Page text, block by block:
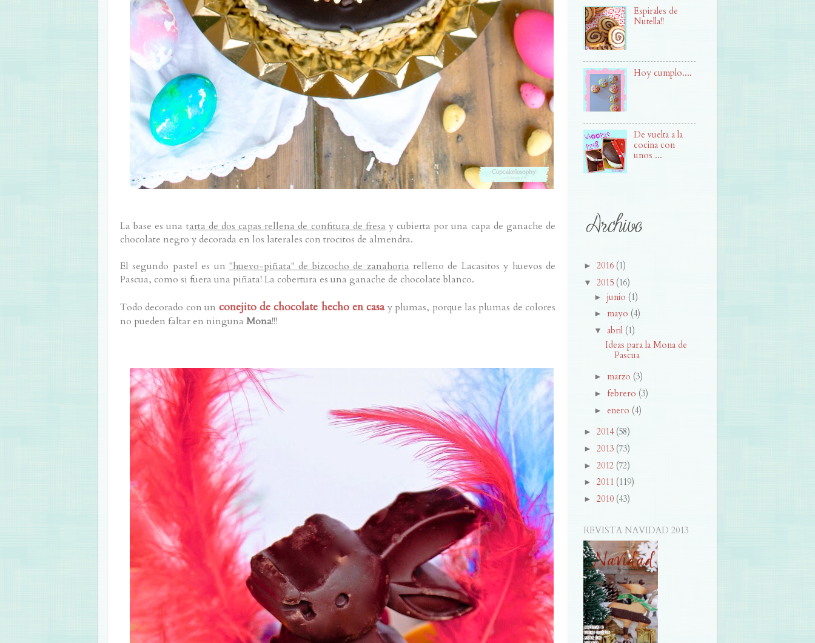
La base es una tarta de dos capas rellena de confitura de fresa y cubierta por una capa de ganache de
chocolate negro y decorada en los laterales con trocitos de almendra.
El segundo pastel es un "huevo-piñata" de bizcocho de zanahoria relleno de Lacasitos y huevos de
Pascua, como si fuera una piñata! La cobertura es una ganache de chocolate blanco.
Todo decorado con un conejito de chocolate hecho en casa y plumas, porque las plumas de colores
no pueden faltar en ninguna Mona!!!
Espirales de
Nutella!!
Hoy cumplo....
De vuelta a la
cocina con
unos ...
► 2016 (1)
▼ 2015 (16)
►junio (1)
► mayo (4)
▼abril (1)
Ideas para la Mona de
Pascua
► marzo (3)
► febrero (3)
►enero (4)
► 2014 (58)
► 2013 (73)
► 2012 (72)
► 2011 (119)
► 2010 (43)
REVISTA NAVIDAD 2013